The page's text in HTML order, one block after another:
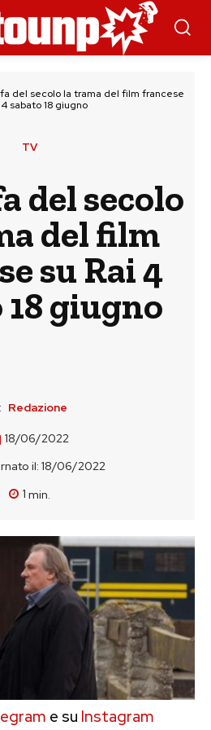
del secolo la trama del film francese
4 sabato 18 giugno
TV
del secolo
del film
su Rai 4
giugno
Redazione
18/06/2022
il: 18/06/2022
1 min.
e su Instagram